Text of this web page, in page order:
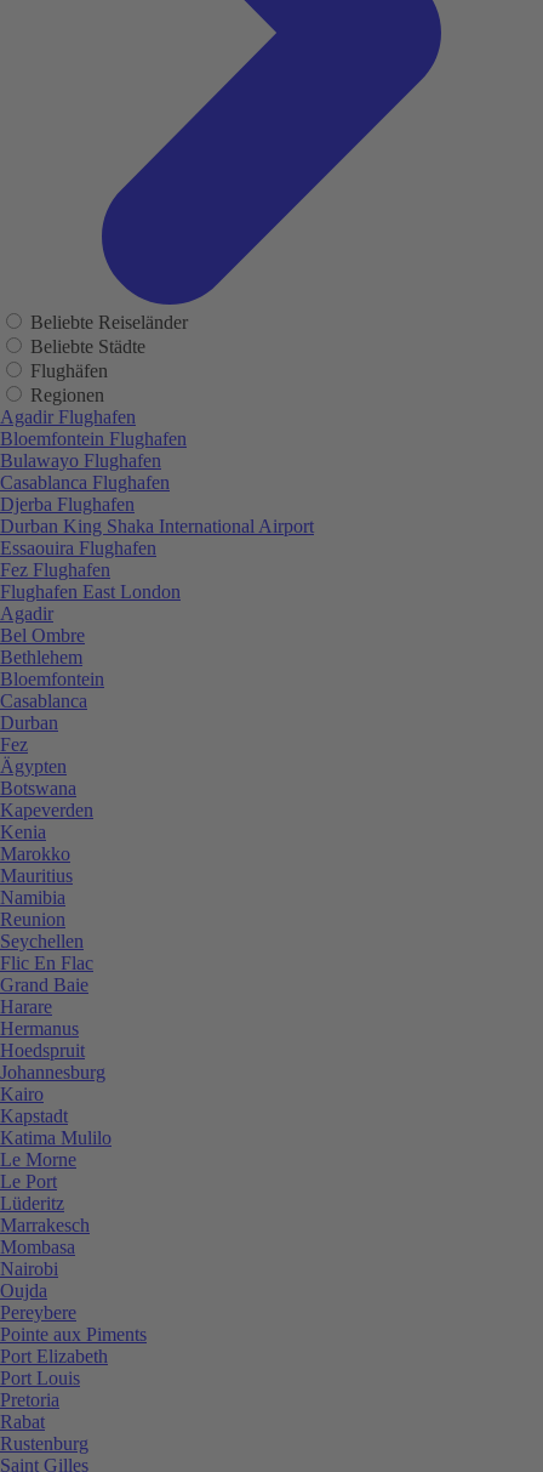
Beliebte Reiseländer
Beliebte Städte
Flughäfen
Regionen
Agadir Flughafen
Bloemfontein Flughafen
Bulawayo Flughafen
Casablanca Flughafen
Djerba Flughafen
Durban King Shaka International Airport
Essaouira Flughafen
Fez Flughafen
Flughafen East London
Agadir
Bel Ombre
Bethlehem
Bloemfontein
Casablanca
Durban
Fez
Ägypten
Botswana
Kapeverden
Kenia
Marokko
Mauritius
Namibia
Reunion
Seychellen
Flic En Flac
Grand Baie
Harare
Hermanus
Hoedspruit
Johannesburg
Kairo
Kapstadt
Katima Mulilo
Le Morne
Le Port
Lüderitz
Marrakesch
Mombasa
Nairobi
Oujda
Pereybere
Pointe aux Piments
Port Elizabeth
Port Louis
Pretoria
Rabat
Rustenburg
Saint Gilles